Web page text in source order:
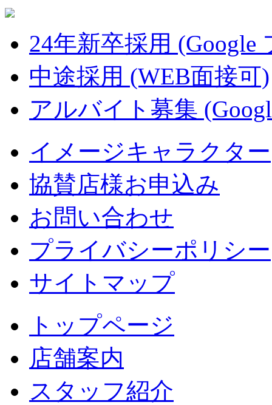
24年新卒採用 (Google
中途採用 (WEB面接可)
アルバイト募集
イメージキャラクター
協賛店様お申込み
お問い合わせ
プライバシーポリシー
サイトマップ
トップページ
店舗案内
スタッフ紹介